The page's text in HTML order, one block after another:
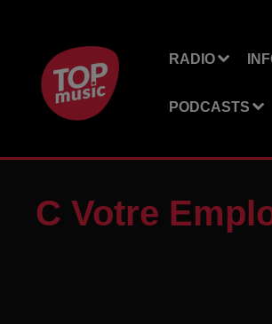
RADIO
PODCASTS
C Votre